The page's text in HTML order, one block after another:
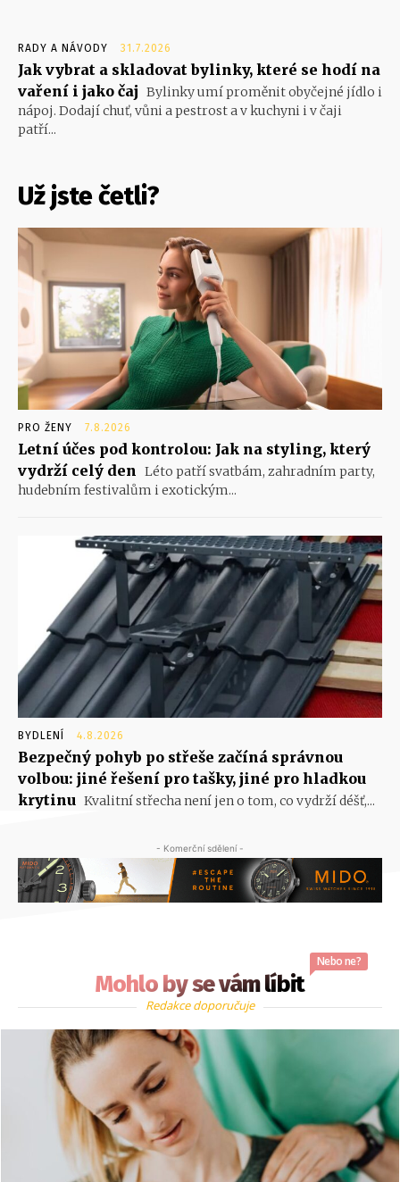
RADY A NÁVODY 31.7.2026
Jak vybrat a skladovat bylinky, které se hodí na
vaření i jako čaj Bylinky umí proměnit obyčejné jídlo i
nápoj. Dodají chuť, vůni a pestrost a v kuchyni i v čaji
patří...
Už jste četli?
PRO ŽENY 7.8.2026
Letní účes pod kontrolou: Jak na styling, který
vydrží celý den
Léto patří svatbám, zahradním party,
hudebním festivalům i exotickým...
BYDLENÍ 4.8.2026
Bezpečný pohyb po střeše začíná správnou
volbou: jiné řešení pro tašky, jiné pro hladkou
krytinu Kvalitní střecha není jen o tom, co vydrží déšť,...
- Komerční sdělení -
Mohlo by se vám líbit
Nebo ne?
Redakce doporučuje